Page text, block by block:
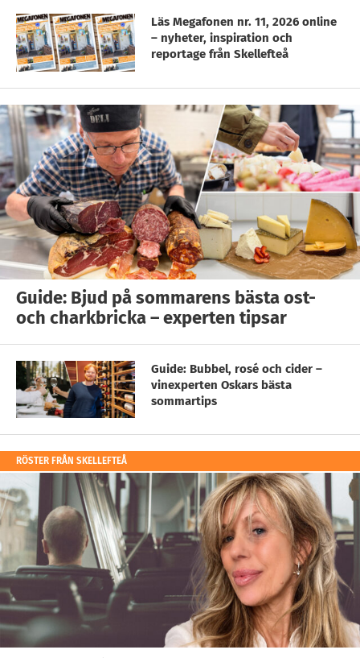
Läs Megafonen nr. 11, 2026 online
– nyheter, inspiration och
reportage från Skellefteå
Guide: Bjud på sommarens bästa ost-
och charkbricka – experten tipsar
Guide: Bubbel, rosé och cider –
vinexperten Oskars bästa
sommartips
RÖSTER FRÅN SKELLEFTEÅ